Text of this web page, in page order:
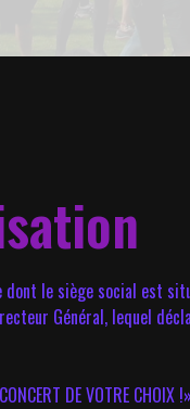
dont le siège social est
Général, lequel
CONCERT DE VOTRE